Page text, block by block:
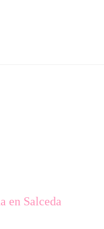
en Salceda